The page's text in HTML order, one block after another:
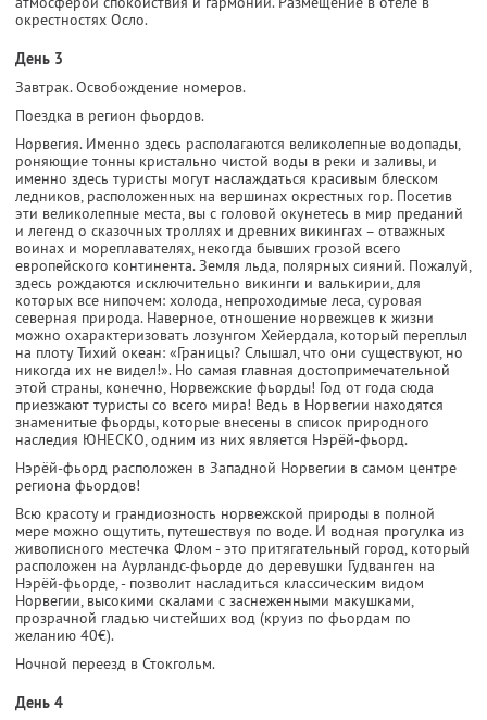
окрестностях Осло.
День 3
Завтрак. Освобождение номеров.
Поездка в регион фьордов.
Норвегия. Именно здесь располагаются великолепные водопады,
роняющие тонны кристально чистой воды в реки и заливы, и
именно здесь туристы могут наслаждаться красивым блеском
ледников, расположенных на вершинах окрестных гор. Посетив
эти великолепные места, вы с головой окунетесь в мир преданий
и легенд о сказочных троллях и древних викингах – отважных
воинах и мореплавателях, некогда бывших грозой всего
европейского континента. Земля льда, полярных сияний. Пожалуй,
здесь рождаются исключительно викинги и валькирии, для
которых все нипочем: холода, непроходимые леса, суровая
северная природа. Наверное, отношение норвежцев к жизни
можно охарактеризовать лозунгом Хейердала, который переплыл
на плоту Тихий океан: «Границы? Слышал, что они существуют, но
никогда их не видел!». Но самая главная достопримечательной
этой страны, конечно, Норвежские фьорды! Год от года сюда
приезжают туристы со всего мира! Ведь в Норвегии находятся
знаменитые фьорды, которые внесены в список природного
наследия ЮНЕСКО, одним из них является Нэрёй-фьорд.
Нэрёй-фьорд расположен в Западной Норвегии в самом центре
региона фьордов!
Всю красоту и грандиозность норвежской природы в полной
мере можно ощутить, путешествуя по воде. И водная прогулка из
живописного местечка Флом - это притягательный город, который
расположен на Аурландс-фьорде до деревушки Гудванген на
Нэрёй-фьорде, - позволит насладиться классическим видом
Норвегии, высокими скалами с заснеженными макушками,
прозрачной гладью чистейших вод (круиз по фьордам по
желанию 40€).
Ночной переезд в Стокгольм.
День 4